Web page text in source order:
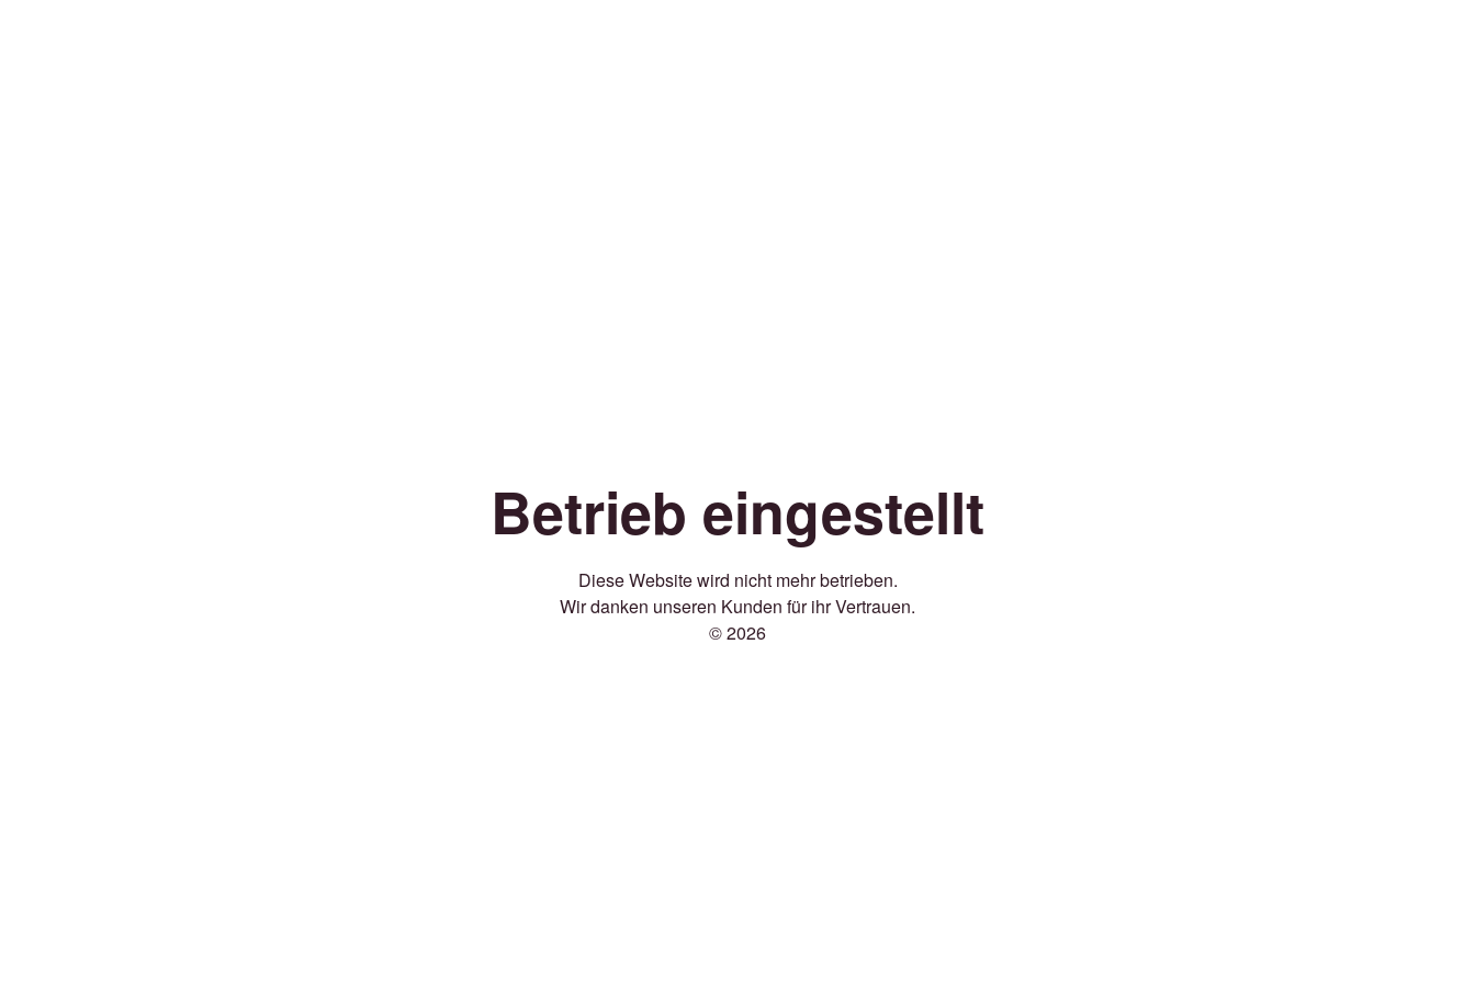
Betrieb eingestellt
Diese Website wird nicht mehr betrieben.
Wir danken unseren Kunden für ihr Vertrauen.
© 2026